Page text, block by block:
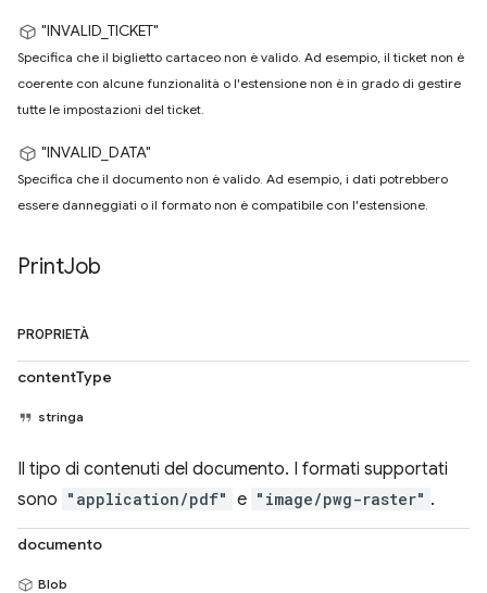
"INVALID_TICKET"
Specifica che il biglietto cartaceo non è valido. Ad esempio, il ticket non è
coerente con alcune funzionalità o l'estensione non è in grado di gestire
tutte le impostazioni del ticket.
"INVALID_DATA"
Specifica che il documento non è valido. Ad esempio, i dati potrebbero
essere danneggiati o il formato non è compatibile con l'estensione.
PrintJob
PROPRIETÀ
contentType
stringa
Il tipo di contenuti del documento. I formati supportati
sono "application/pdf" e "image/pwg-raster" .
documento
Blob